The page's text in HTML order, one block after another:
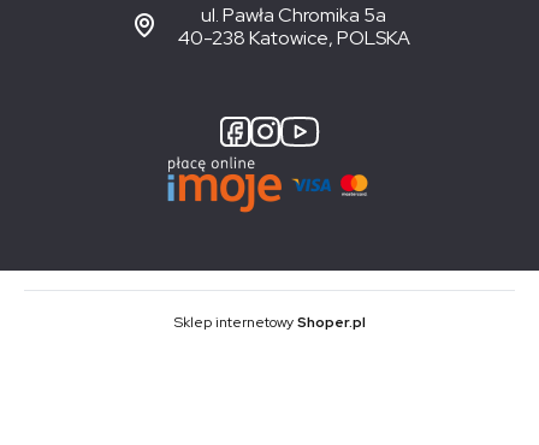
ul. Pawła Chromika 5a
40-238 Katowice, POLSKA
Sklep internetowyShoper.pl